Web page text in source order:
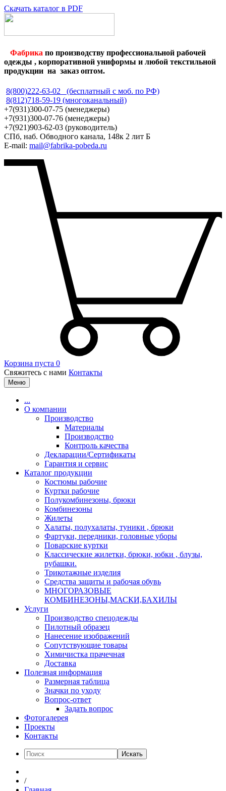
Скачать каталог в PDF
Фабрика по производству профессиональной рабочей
одежды , корпоративной униформы и любой текстильной
продукции на заказ оптом.
8(800)222-63-02 (бесплатный с моб. по РФ)
8(812)718-59-19 (многоканальный)
+7(931)300-07-75 (менеджеры)
+7(931)300-07-76 (менеджеры)
+7(921)903-62-03 (руководитель)
СПб, наб. Обводного канала, 148к 2 лит Б
E-mail: mail@fabrika-pobeda.ru
Корзина пуста 0
Свяжитесь с нами Контакты
Меню
...
О компании
Производство
Материалы
Производство
Контроль качества
Декларации/Сертификаты
Гарантия и сервис
Каталог продукции
Костюмы рабочие
Куртки рабочие
Полукомбинезоны, брюки
Комбинезоны
Жилеты
Халаты, полухалаты, туники , брюки
Фартуки, передники, головные уборы
Поварские куртки
Классические жилетки, брюки, юбки , блузы,
рубашки.
Трикотажные изделия
Средства защиты и рабочая обувь
МНОГОРАЗОВЫЕ
КОМБИНЕЗОНЫ,МАСКИ,БАХИЛЫ
Услуги
Производство спецодежды
Пилотный образец
Нанесение изображений
Сопутствующие товары
Химичистка прачечная
Доставка
Полезная информация
Размерная таблица
Значки по уходу
Вопрос-ответ
Задать вопрос
Фотогалерея
Проекты
Контакты
Искать
/